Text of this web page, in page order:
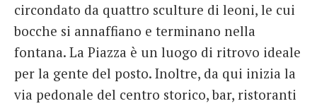
circondato da quattro sculture di leoni, le cui
bocche si annaffiano e terminano nella
fontana. La Piazza è un luogo di ritrovo ideale
per la gente del posto. Inoltre, da qui inizia la
via pedonale del centro storico, bar, ristoranti